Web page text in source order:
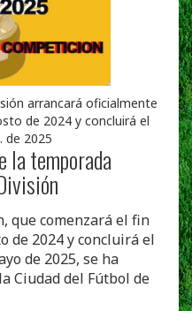
arrancará oficialmente
de 2024 y concluirá el
de 2025
la temporada
que comenzará el fin
de 2024 y concluirá el
de 2025, se ha
Ciudad del Fútbol de